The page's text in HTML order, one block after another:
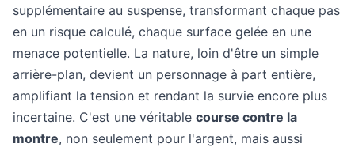
supplémentaire au suspense, transformant chaque pas
en un risque calculé, chaque surface gelée en une
menace potentielle. La nature, loin d'être un simple
arrière-plan, devient un personnage à part entière,
amplifiant la tension et rendant la survie encore plus
incertaine. C'est une véritable course contre la
montre, non seulement pour l'argent, mais aussi